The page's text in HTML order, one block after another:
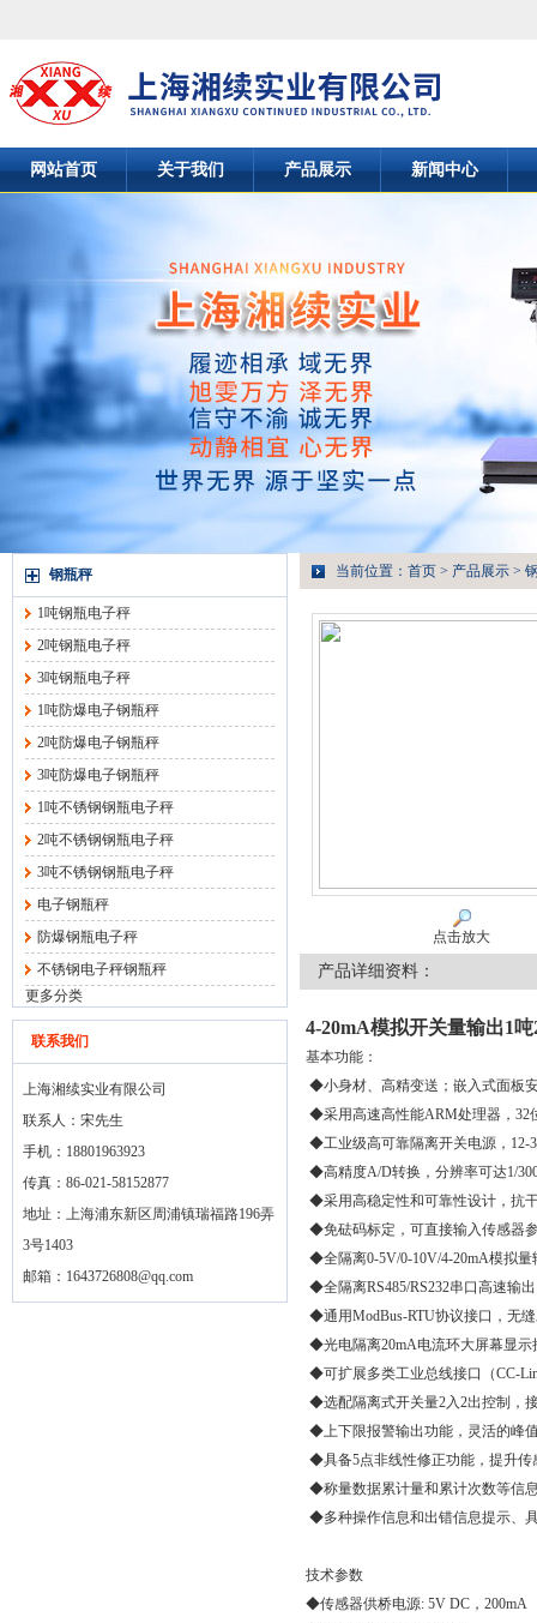
网站首页 关于我们 产品展示 新闻中心
钢瓶秤
1吨钢瓶电子秤
2吨钢瓶电子秤
3吨钢瓶电子秤
1吨防爆电子钢瓶秤
2吨防爆电子钢瓶秤
3吨防爆电子钢瓶秤
1吨不锈钢钢瓶电子秤
2吨不锈钢钢瓶电子秤
3吨不锈钢钢瓶电子秤
电子钢瓶秤
防爆钢瓶电子秤
不锈钢电子秤钢瓶秤
更多分类
联系我们
上海湘续实业有限公司
联系人：宋先生
手机：18801963923
传真：86-021-58152877
地址：上海浦东新区周浦镇瑞福路196弄
3号1403
邮箱： 1643726808@qq.com
当前位置： 首页 > 产品展示 >
点击放大
产品详细资料：
4-20mA模拟开关量输出1
基本功能：
◆小身材、高精变送；嵌入式面板
◆采用高速高性能ARM处理器，32
◆工业级高可靠隔离开关电源，12-
◆高精度A/D转换，分辨率可达1/
◆采用高稳定性和可靠性设计，抗
◆免砝码标定，可直接输入传感器
◆全隔离0-5V/0-10V/4-20mA模拟
◆全隔离RS485/RS232串口高速输
◆通用ModBus-RTU协议接口，无
◆光电隔离20mA电流环大屏幕显示
◆可扩展多类工业总线接口（CC-
◆选配隔离式开关量2入2出控制，
◆上下限报警输出功能，灵活的峰
◆具备5点非线性修正功能，提升传
◆称量数据累计量和累计次数等信
◆多种操作信息和出错信息提示、
技术参数
◆传感器供桥电源: 5V DC，200mA